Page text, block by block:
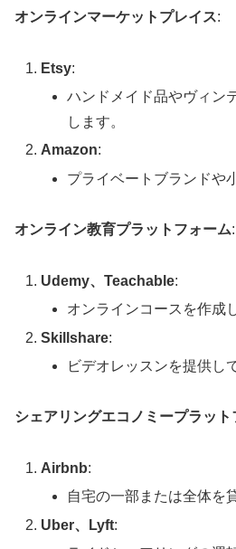
オンラインマーケットプレイス:
Etsy:
ハンドメイド品やヴィン
します。
Amazon:
プライベートブランドや
オンライン教育プラットフォーム:
Udemy、Teachable:
オンラインコースを作成
Skillshare:
ビデオレッスンを提供し
シェアリングエコノミープラット
Airbnb:
自宅の一部または全体を
Uber、Lyft: